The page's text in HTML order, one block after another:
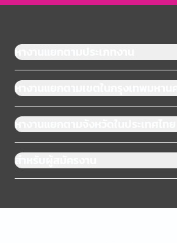
หางานแยกตามประเภทงาน
หางานแยกตามเขตในกรุงเทพมหานคร
หางานแยกตามจังหวัดในประเทศไทย
สำหรับผู้สมัครงาน